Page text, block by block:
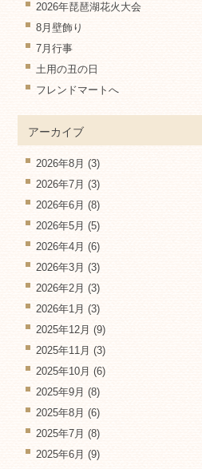
2026年琵琶湖花火大会
8月壁飾り
7月行事
土用の丑の日
フレンドマートへ
アーカイブ
2026年8月 (3)
2026年7月 (3)
2026年6月 (8)
2026年5月 (5)
2026年4月 (6)
2026年3月 (3)
2026年2月 (3)
2026年1月 (3)
2025年12月 (9)
2025年11月 (3)
2025年10月 (6)
2025年9月 (8)
2025年8月 (6)
2025年7月 (8)
2025年6月 (9)